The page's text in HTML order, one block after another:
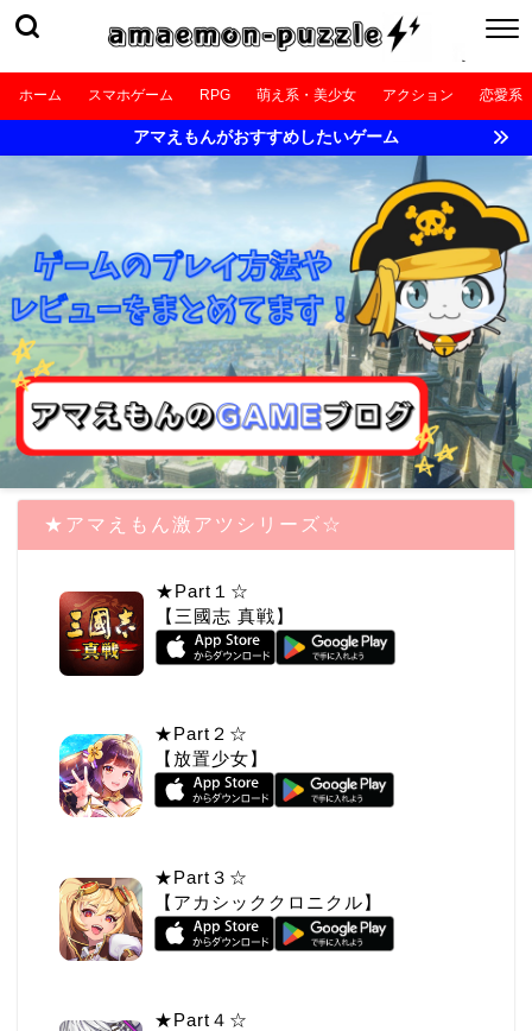
ホーム スマホゲーム RPG 萌え系・美少女 アクション 恋愛系
アマえもんがおすすめしたいゲーム
★アマえもん激アツシリーズ☆
★Part１☆
【三國志 真戦】
★Part２☆
【放置少女】
★Part３☆
【アカシッククロニクル】
★Part４☆